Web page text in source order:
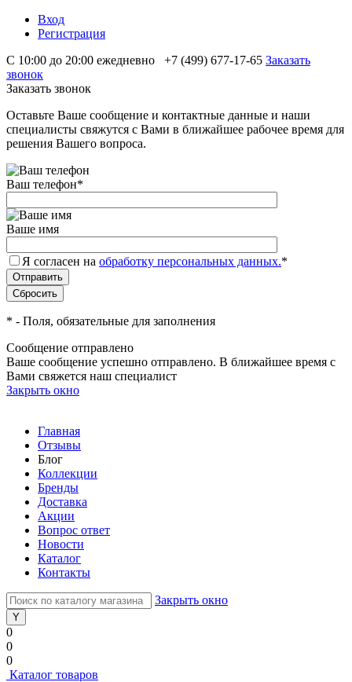
Вход
Регистрация
С 10:00 до 20:00 ежедневно
+7 (499) 677-17-65 Заказать
звонок
Заказать звонок
Оставьте Ваше сообщение и контактные данные и наши
специалисты свяжутся с Вами в ближайшее рабочее время для
решения Вашего вопроса.
Ваш телефон*
Ваше имя
Я согласен на обработку персональных данных.*
* - Поля, обязательные для заполнения
Сообщение отправлено
Ваше сообщение успешно отправлено. В ближайшее время с
Вами свяжется наш специалист
Закрыть окно
Главная
Отзывы
Блог
Коллекции
Бренды
Доставка
Акции
Вопрос ответ
Новости
Каталог
Контакты
Закрыть окно
0
0
0
Каталог товаров